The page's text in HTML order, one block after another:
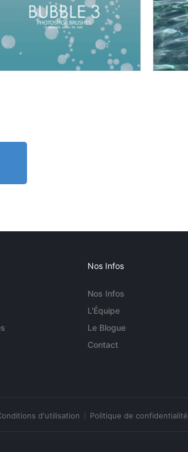
Nos Infos
Nos Infos
L'Équipe
Le Blogue
Contact
d'utilisation Politique de confidentialité